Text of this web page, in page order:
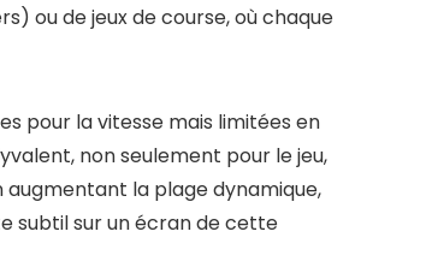
ou de jeux de course, où chaque
pour la vitesse mais limitées en
non seulement pour le jeu,
augmentant la plage dynamique,
subtil sur un écran de cette